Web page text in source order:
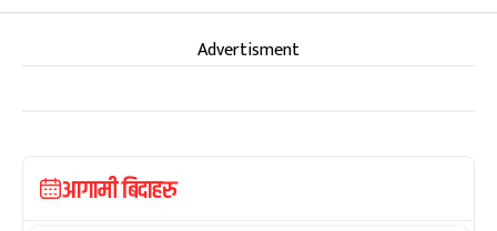
Advertisment
आगामी बिदाहरु